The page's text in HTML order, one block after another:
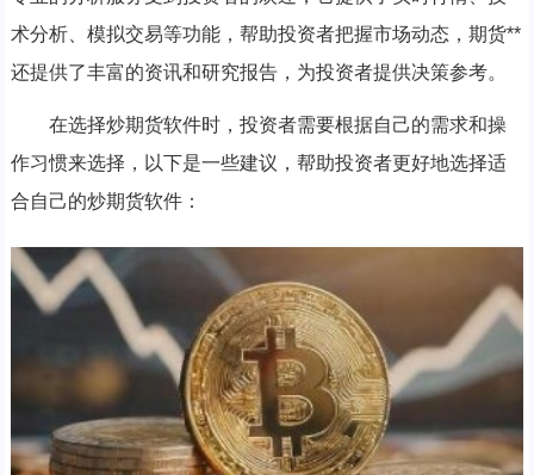
术分析、模拟交易等功能，帮助投资者把握市场动态，期货**
还提供了丰富的资讯和研究报告，为投资者提供决策参考。
在选择炒期货软件时，投资者需要根据自己的需求和操
作习惯来选择，以下是一些建议，帮助投资者更好地选择适
合自己的炒期货软件：